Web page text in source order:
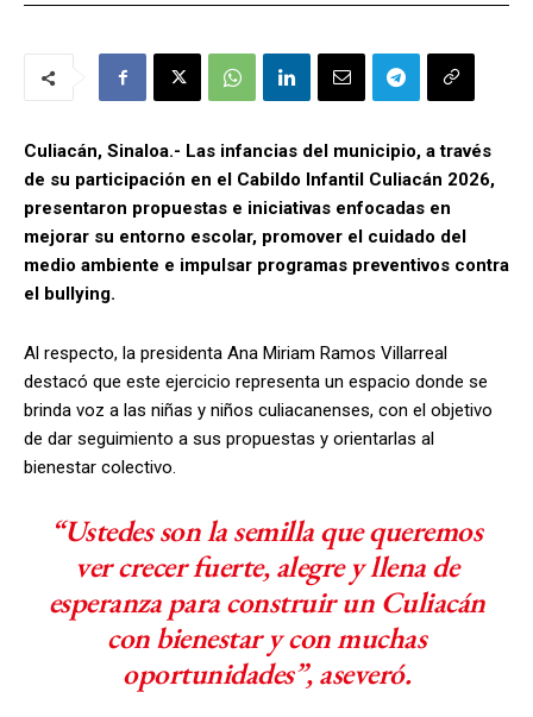
Culiacán, Sinaloa.- Las infancias del municipio, a través
de su participación en el Cabildo Infantil Culiacán 2026,
presentaron propuestas e iniciativas enfocadas en
mejorar su entorno escolar, promover el cuidado del
medio ambiente e impulsar programas preventivos contra
el bullying.
Al respecto, la presidenta Ana Miriam Ramos Villarreal
destacó que este ejercicio representa un espacio donde se
brinda voz a las niñas y niños culiacanenses, con el objetivo
de dar seguimiento a sus propuestas y orientarlas al
bienestar colectivo.
“Ustedes son la semilla que queremos
ver crecer fuerte, alegre y llena de
esperanza para construir un Culiacán
con bienestar y con muchas
oportunidades”, aseveró.